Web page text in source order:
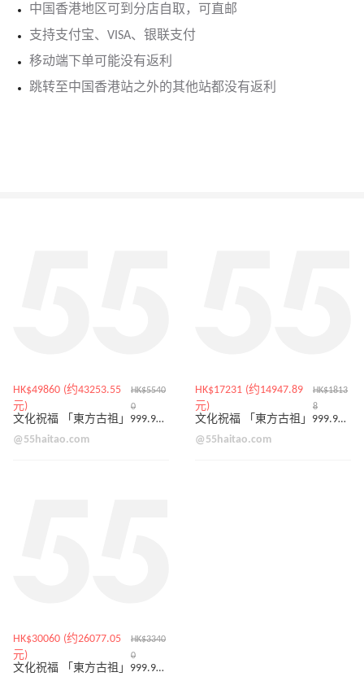
中国香港地区可到分店自取，可直邮
支持支付宝、VISA、银联支付
移动端下单可能没有返利
跳转至中国香港站之外的其他站都没有返利
HK$49860 (约43253.55
元)
HK$5540
0
文化祝福 「東方古祖」999.9黃金鑲嵌鑽石曼陀羅頸鍊
@55haitao.com
HK$17231 (约14947.89
元)
HK$1813
8
文化祝福 「東方古祖」999.9黃金戒指
@55haitao.com
HK$30060 (约26077.05
元)
HK$3340
0
文化祝福 「東方古祖」999.9黃金鑲嵌鑽石駿馬奔騰手鍊